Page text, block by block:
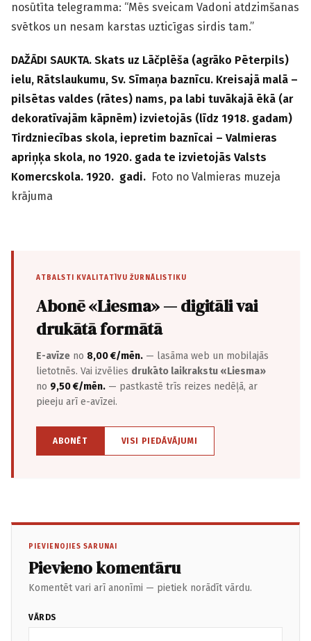
nosūtīta telegramma: “Mēs sveicam Vadoni atdzimšanas
svētkos un nesam karstas uzticīgas sirdis tam.”
DAŽĀDI SAUKTA. Skats uz Lāčplēša (agrāko Pēterpils)
ielu, Rātslaukumu, Sv. Sīmaņa baznīcu. Kreisajā malā –
pilsētas valdes (rātes) nams, pa labi tuvākajā ēkā (ar
dekoratīvajām kāpnēm) izvietojās (līdz 1918. gadam)
Tirdzniecības skola, iepretim baznīcai – Valmieras
apriņķa skola, no 1920. gada te izvietojās Valsts
Komercskola. 1920. gadi. Foto no Valmieras muzeja
krājuma
ATBALSTI KVALITATĪVU ŽURNĀLISTIKU
Abonē «Liesma» — digitāli vai
drukātā formātā
E-avīze no 8,00 €/mēn. — lasāma web un mobilajās
lietotnēs. Vai izvēlies drukāto laikrakstu «Liesma»
no 9,50 €/mēn. — pastkastē trīs reizes nedēļā, ar
pieeju arī e-avīzei.
ABONĒT VISI PIEDĀVĀJUMI
PIEVIENOJIES SARUNAI
Pievieno komentāru
Komentēt vari arī anonīmi — pietiek norādīt vārdu.
VĀRDS